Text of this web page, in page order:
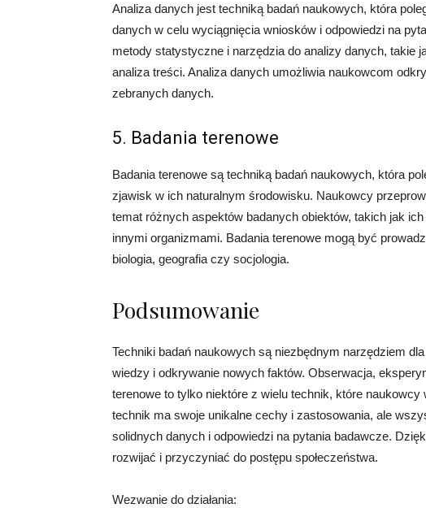
Analiza danych jest techniką badań naukowych, która
danych w celu wyciągnięcia wniosków i odpowiedzi na
metody statystyczne i narzędzia do analizy danych, takie
analiza treści. Analiza danych umożliwia naukowcom
zebranych danych.
5. Badania terenowe
Badania terenowe są techniką badań naukowych, która
zjawisk w ich naturalnym środowisku. Naukowcy
temat różnych aspektów badanych obiektów, takich jak
innymi organizmami. Badania terenowe mogą być
biologia, geografia czy socjologia.
Podsumowanie
Techniki badań naukowych są niezbędnym narzędziem
wiedzy i odkrywanie nowych faktów. Obserwacja,
terenowe to tylko niektóre z wielu technik, które
technik ma swoje unikalne cechy i zastosowania, ale
solidnych danych i odpowiedzi na pytania badawcze.
rozwijać i przyczyniać do postępu społeczeństwa.
Wezwanie do działania: